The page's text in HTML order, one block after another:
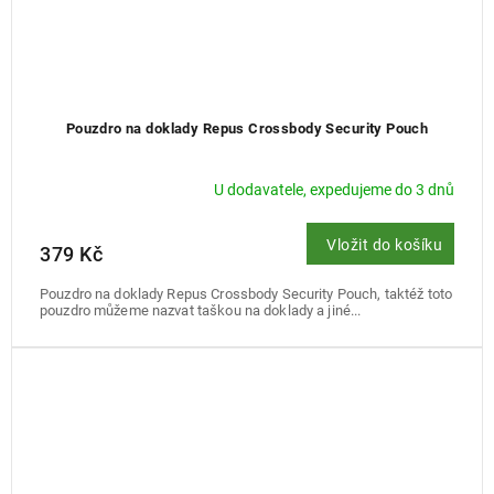
Pouzdro na doklady Repus Crossbody Security Pouch
U dodavatele, expedujeme do 3 dnů
379 Kč Vložit do košíku
Pouzdro na doklady Repus Crossbody Security Pouch, taktéž toto
pouzdro můžeme nazvat taškou na doklady a jiné...